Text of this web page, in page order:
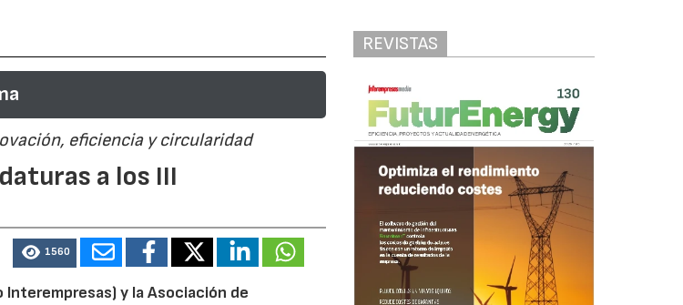
eficiencia y circularidad
a los III
1560
Interempresas) y la Asociación de
REVISTAS